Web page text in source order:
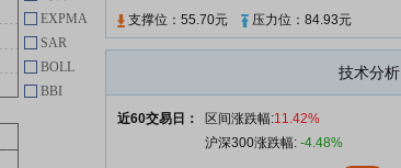
支撑位：55.70元 压力位：84.93元
技术分析
近60交易日： 区间涨跌幅:11.42%
沪深300涨跌幅: -4.48%
EXPMA
SAR
BOLL
BBI